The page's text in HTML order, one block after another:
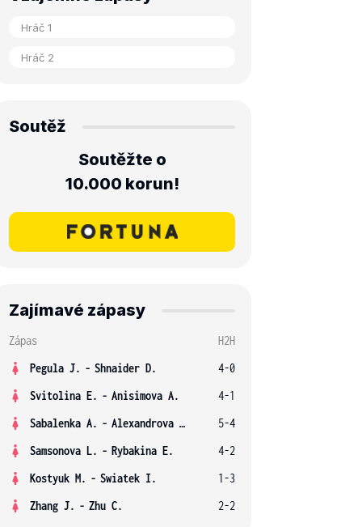
Soutěž
Soutěžte o
10.000 korun!
Zajímavé zápasy
Zápas
H2H
Pegula J. - Shnaider D.
4-0
Svitolina E. - Anisimova A.
4-1
Sabalenka A. - Alexandrova E.
5-4
Samsonova L. - Rybakina E.
4-2
Kostyuk M. - Swiatek I.
1-3
Zhang J. - Zhu C. 2-2